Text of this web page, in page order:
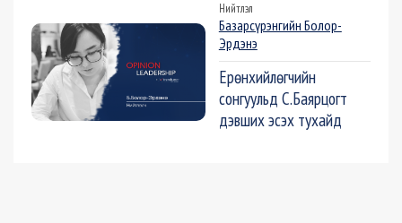
Нийтлэл
Базарсүрэнгийн Болор-
Эрдэнэ
Ерөнхийлөгчийн
сонгуульд С.Баярцогт
дэвших эсэх тухайд